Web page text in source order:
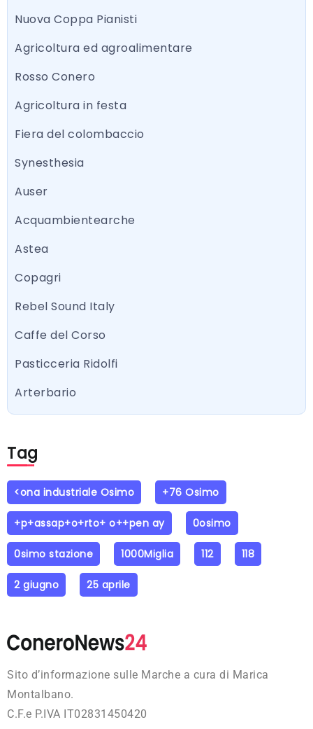
Nuova Coppa Pianisti
Agricoltura ed agroalimentare
Rosso Conero
Agricoltura in festa
Fiera del colombaccio
Synesthesia
Auser
Acquambientearche
Astea
Copagri
Rebel Sound Italy
Caffe del Corso
Pasticceria Ridolfi
Arterbario
Tag
<ona industriale Osimo +76 Osimo
+p+assap+o+rto+ o++pen ay 0osimo
0simo stazione 1000Miglia 112 118
2 giugno 25 aprile
Sito d’informazione sulle Marche a cura di Marica
Montalbano.
C.F.e P.IVA IT02831450420